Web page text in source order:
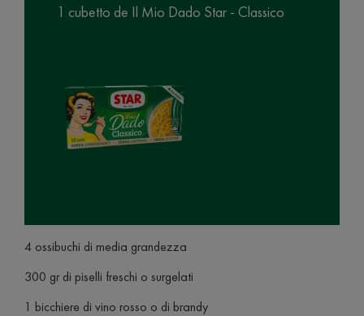
1 cubetto de Il Mio Dado Star - Classico
4 ossibuchi di media grandezza
300 gr di piselli freschi o surgelati
1 bicchiere di vino rosso o di brandy